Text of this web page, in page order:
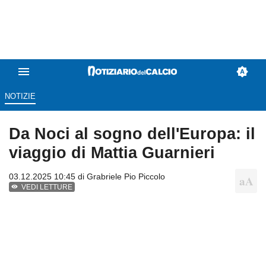
NOTIZIE
Da Noci al sogno dell'Europa: il
viaggio di Mattia Guarnieri
03.12.2025 10:45 di Grabriele Pio Piccolo
VEDI LETTURE